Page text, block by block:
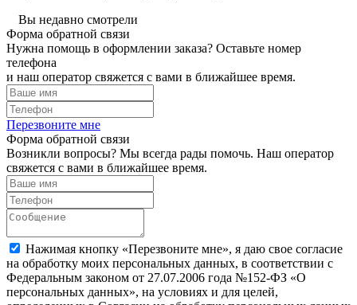
Вы недавно смотрели
Форма обратной связи
Нужна помощь в оформлении заказа? Оставьте номер
телефона
и наш оператор свяжется с вами в ближайшее время.
Перезвоните мне
Форма обратной связи
Возникли вопросы? Мы всегда рады помочь. Наш оператор
свяжется с вами в ближайшее время.
Нажимая кнопку «Перезвоните мне», я даю свое согласие
на обработку моих персональных данных, в соответствии с
Федеральным законом от 27.07.2006 года №152-ФЗ «О
персональных данных», на условиях и для целей,